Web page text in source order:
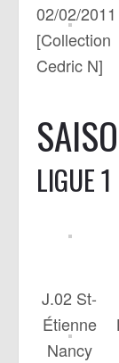
02/02/2011
[Collection
Cedric N]
LIGUE 1
J.02 St-
Étienne
Nancy